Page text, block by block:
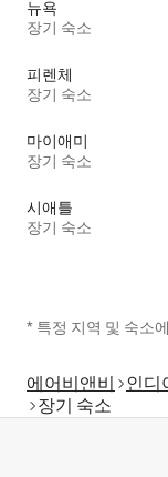
뉴욕
장기 숙소
피렌체
장기 숙소
마이애미
장기 숙소
시애틀
장기 숙소
* 특정 지역 및 숙소
에어비앤비 인디
장기 숙소